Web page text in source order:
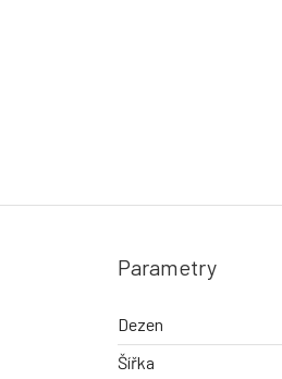
Parametry
Dezen
Šířka